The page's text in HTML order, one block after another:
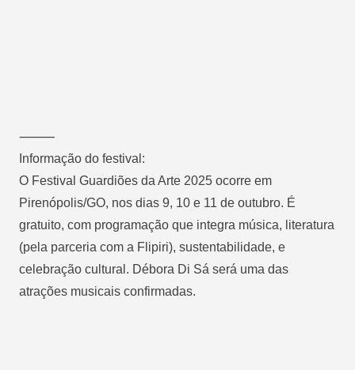
⸻
Informação do festival:
O Festival Guardiões da Arte 2025 ocorre em
Pirenópolis/GO, nos dias 9, 10 e 11 de outubro. É
gratuito, com programação que integra música, literatura
(pela parceria com a Flipiri), sustentabilidade, e
celebração cultural. Débora Di Sá será uma das
atrações musicais confirmadas.